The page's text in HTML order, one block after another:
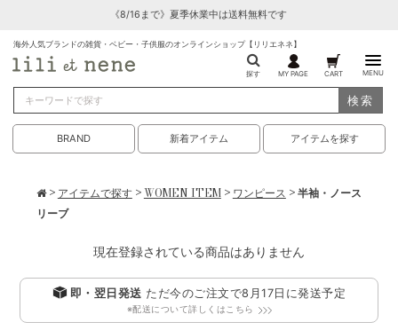
《8/16まで》夏季休業中は送料無料です
海外人気ブランドの雑貨・ベビー・子供服のオンラインショップ【リリエネネ】
探す MY PAGE CART MENU
検索
BRAND 新着アイテム アイテムを探す
> アイテムで探す>WOMEN ITEM> ワンピース > 半袖・ノース
リーブ
現在登録されている商品はありません
即・翌日発送 ただ今のご注文で8月17日 に発送予定
※配送について詳しくはこちら